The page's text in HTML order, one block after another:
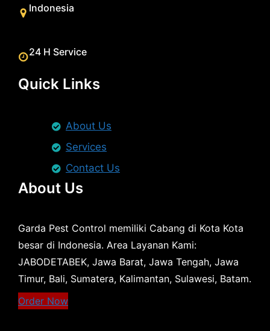
Indonesia
24 H Service
Quick Links
About Us
Services
Contact Us
About Us
Garda Pest Control memiliki Cabang di Kota Kota
besar di Indonesia. Area Layanan Kami:
JABODETABEK, Jawa Barat, Jawa Tengah, Jawa
Timur, Bali, Sumatera, Kalimantan, Sulawesi, Batam.
Order Now